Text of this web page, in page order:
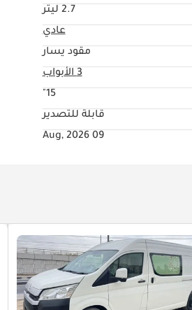
2.7 ليتر
عادي
مقود يسار
3 الأبواب
15"
قابلة للتصدير
09 Aug, 2026